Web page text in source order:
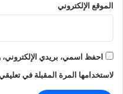
الموقع الإلكتروني
احفظ اسمي، بريدي الإلكتروني،
لاستخدامها المرة المقبلة في